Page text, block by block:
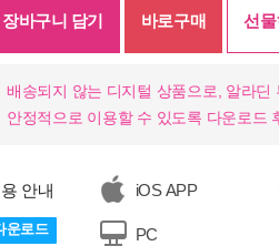
장바구니 담기 바로구매 선
배송되지 않는 디지털 상품으로, 알라딘
안정적으로 이용할 수 있도록 다운로드
안내
운로드
iOS APP
PC